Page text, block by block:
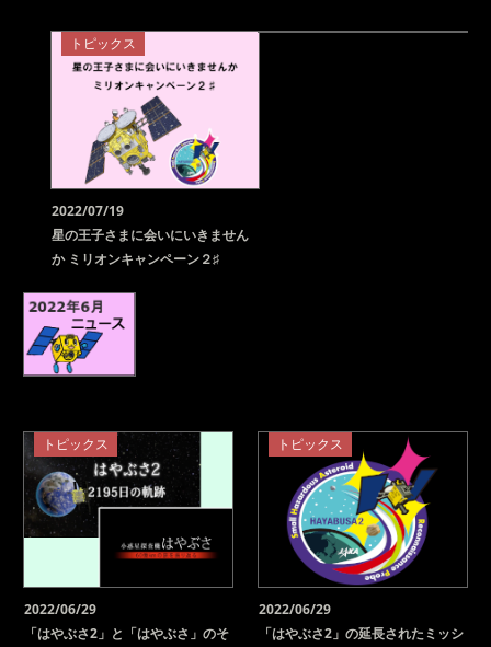
トピックス
2022/07/19
星の王子さまに会いにいきません
か ミリオンキャンペーン２♯
トピックス
2022/06/29
「はやぶさ2」と「はやぶさ」のそ
トピックス
2022/06/29
「はやぶさ2」の延長されたミッシ